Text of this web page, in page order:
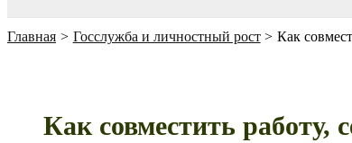
Главная Госслужба и личностный рост Как
Как совместить